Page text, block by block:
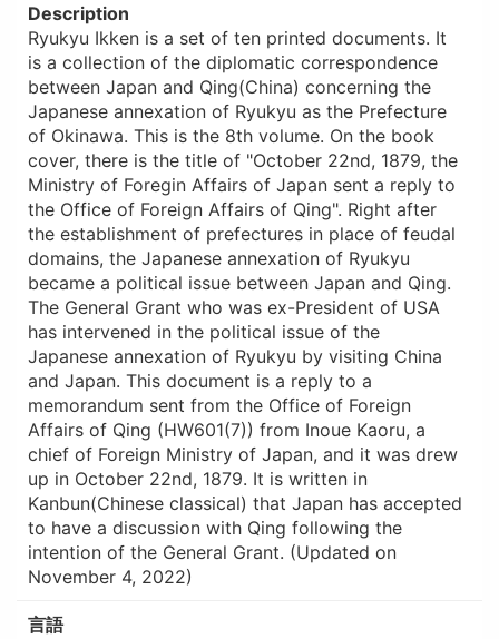
Description
Ryukyu Ikken is a set of ten printed documents. It
is a collection of the diplomatic correspondence
between Japan and Qing(China) concerning the
Japanese annexation of Ryukyu as the Prefecture
of Okinawa. This is the 8th volume. On the book
cover, there is the title of "October 22nd, 1879, the
Ministry of Foregin Affairs of Japan sent a reply to
the Office of Foreign Affairs of Qing". Right after
the establishment of prefectures in place of feudal
domains, the Japanese annexation of Ryukyu
became a political issue between Japan and Qing.
The General Grant who was ex-President of USA
has intervened in the political issue of the
Japanese annexation of Ryukyu by visiting China
and Japan. This document is a reply to a
memorandum sent from the Office of Foreign
Affairs of Qing (HW601(7)) from Inoue Kaoru, a
chief of Foreign Ministry of Japan, and it was drew
up in October 22nd, 1879. It is written in
Kanbun(Chinese classical) that Japan has accepted
to have a discussion with Qing following the
intention of the General Grant. (Updated on
November 4, 2022)
言語